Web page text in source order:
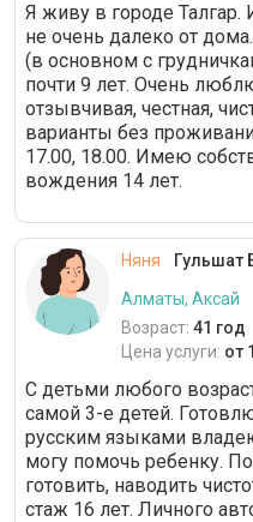
Я живу в городе Талгар.
не очень далеко от
(в основном с
почти 9 лет. Очень
отзывчивая, честная,
варианты без
17.00, 18.00. Имею
вождения 14 лет.
Няня
Гульшат
Алматы, Аксай
Возраст: 41 год
Цена услуги: от
С детьми любого
самой 3-е детей.
русским языками
могу помочь ребенку.
готовить, наводить
стаж 16 лет. Личного